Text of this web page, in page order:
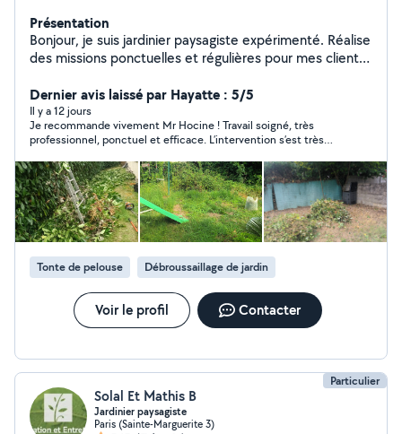
Présentation
Bonjour, je suis jardinier paysagiste expérimenté. Réalise
des missions ponctuelles et régulières pour mes clients
disposition pour tous travaux de : - jardinage, - tonte de
pelouse, - taille de haie, - élagage et taille des arbres, -
retourner la terre, - désherbage, ramasser de feuillages,
- création pelouse naturelle et artificielle, - plantations
intérieure et extérieure, - entretien terrasses avec
matériel et produits adéquat " karcher et produits",
Nettoyage et entretien de vos intérieurs ; -des
moquettes, -matelas, tapis,fauteuil, etc. avec matériel
adéquat " aide à domicile" Personne expérimentée,
sage,mûre et de confiance. J'interviens sur toute L'Ile-
de-France Etudie toutes vos propositions. Bien à vous.
Zero six-zero cinq- quatre vingt-dix sept- vingt-quatre-
soixante huit.
Dernier avis laissé par Hayatte : 5/5
Il y a 12 jours
Je recommande vivement Mr Hocine ! Travail soigné, très
professionnel, ponctuel et efficace. L’intervention s’est très
referai appel à lui sans hésiter. Merci encore !
Tonte de pelouse Débroussaillage de jardin
Voir le profil Contacter
Particulier
Solal Et Mathis B
Jardinier paysagiste
Paris (Sainte-Marguerite 3)